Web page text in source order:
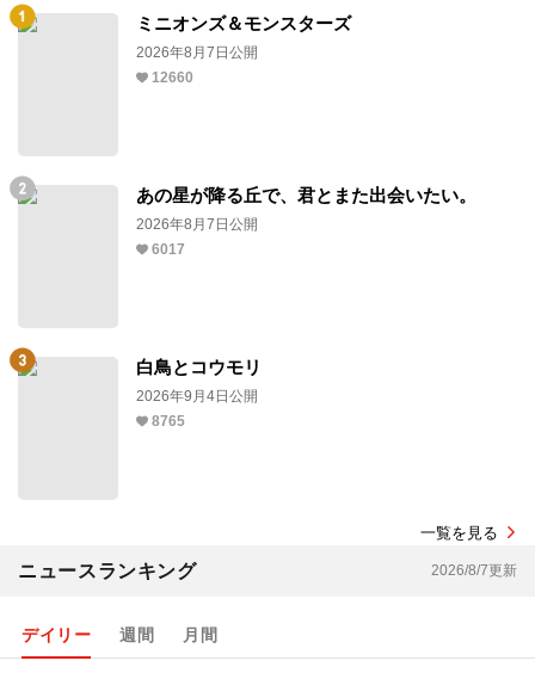
ミニオンズ＆モンスターズ
2026年8月7日公開
12660
あの星が降る丘で、君とまた出会いたい。
2026年8月7日公開
6017
白鳥とコウモリ
2026年9月4日公開
8765
一覧を見る
ニュースランキング 2026/8/7更新
デイリー 週間 月間